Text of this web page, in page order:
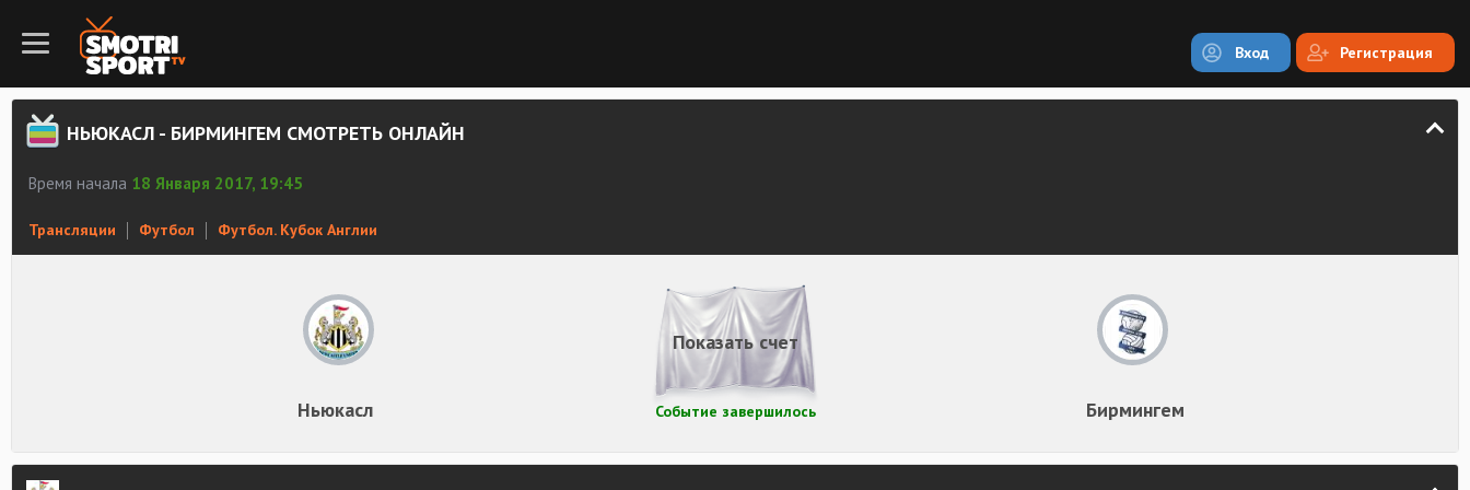
Вход Регистрация
НЬЮКАСЛ - БИРМИНГЕМ СМОТРЕТЬ ОНЛАЙН
Время начала 18 Января 2017, 19:45
Трансляции Футбол Футбол. Кубок Англии
Ньюкасл Бирмингем
Событие завершилось
Показать счет